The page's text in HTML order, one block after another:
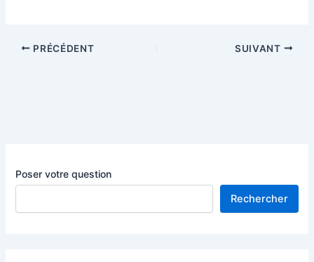
Poser votre question
Rechercher
PRÉCÉDENT SUIVANT